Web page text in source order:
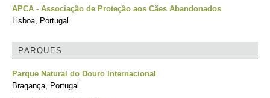
APCA - Associação de Proteção aos Cães Abandonados
Lisboa, Portugal
PARQUES
Parque Natural do Douro Internacional
Bragança, Portugal